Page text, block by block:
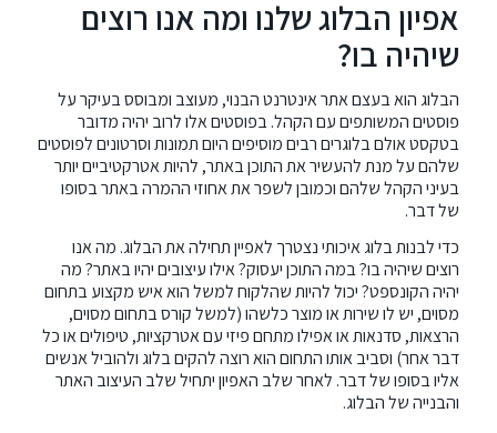
אפיון הבלוג שלנו ומה אנו רוצים
שיהיה בו?
הבלוג הוא בעצם אתר אינטרנט הבנוי, מעוצב ומבוסס בעיקר על
פוסטים המשותפים עם הקהל. בפוסטים אלו לרוב יהיה מדובר
בטקסט אולם בלוגרים רבים מוסיפים היום תמונות וסרטונים לפוסטים
שלהם על מנת להעשיר את התוכן באתר, להיות אטרקטיביים יותר
בעיני הקהל שלהם וכמובן לשפר את אחוזי ההמרה באתר בסופו
של דבר.
כדי לבנות בלוג איכותי נצטרך לאפיין תחילה את הבלוג. מה אנו
רוצים שיהיה בו? במה התוכן יעסוק? אילו עיצובים יהיו באתר? מה
יהיה הקונספט? יכול להיות שהלקוח למשל הוא איש מקצוע בתחום
מסוים, יש לו שירות או מוצר כלשהו (למשל קורס בתחום מסוים,
הרצאות, סדנאות או אפילו מתחם פיזי עם אטרקציות, טיפולים או כל
דבר אחר) וסביב אותו התחום הוא רוצה להקים בלוג ולהוביל אנשים
אליו בסופו של דבר. לאחר שלב האפיון יתחיל שלב העיצוב האתר
והבנייה של הבלוג.